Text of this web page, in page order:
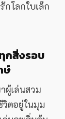
โลกใบเล็ก
กสิ่งรอบ
ษ์
ผู้เล่นสวม
วิตอยู่ในมุม